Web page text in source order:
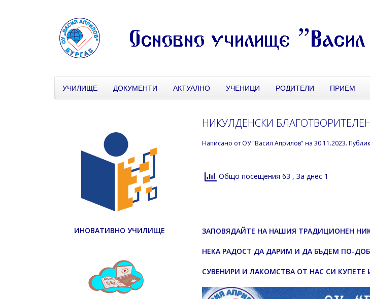
УЧИЛИЩЕ ДОКУМЕНТИ АКТУАЛНО УЧЕНИЦИ РОДИТЕЛИ ПРИЕМ
НИКУЛДЕНСКИ
Написано от ОУ "Васил Априлов" на30.11.2023.
Общо посещения 63 , За днес 1
ЗАПОВЯДАЙТЕ НА НАШИЯ ТРАДИЦИОНЕН
НЕКА РАДОСТ ДА ДАРИМ И ДА БЪДЕМ ПО-
СУВЕНИРИ И ЛАКОМСТВА ОТ НАС СИ
ИНОВАТИВНО УЧИЛИЩЕ